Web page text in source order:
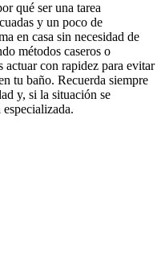
qué ser una tarea
y un poco de
en casa sin necesidad de
métodos caseros o
actuar con rapidez para evitar
tu baño. Recuerda siempre
y, si la situación se